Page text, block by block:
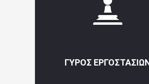
ΓΎΡΟΣ